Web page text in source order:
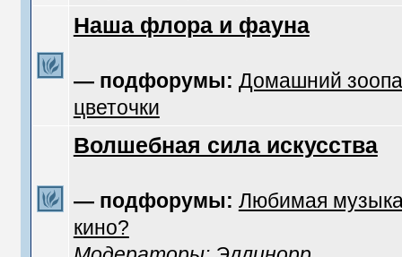
Наша флора и фауна
— подфорумы: Домашний
цветочки
Волшебная сила искусства
— подфорумы: Любимая
кино?